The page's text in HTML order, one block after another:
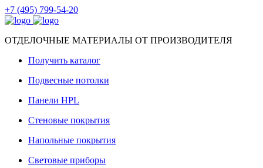
+7 (495) 799-54-20
ОТДЕЛОЧНЫЕ МАТЕРИАЛЫ ОТ ПРОИЗВОДИТЕЛЯ
Получить каталог
Подвесные потолки
Панели HPL
Стеновые покрытия
Напольные покрытия
Световые приборы